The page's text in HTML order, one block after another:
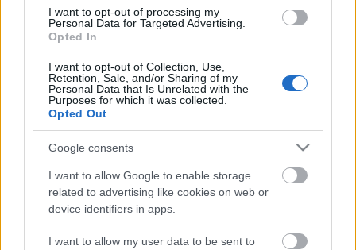
I want to opt-out of processing my
Personal Data for Targeted Advertising.
Opted In
I want to opt-out of Collection, Use,
Retention, Sale, and/or Sharing of my
Personal Data that Is Unrelated with the
Purposes for which it was collected.
Opted Out
Google consents
I want to allow Google to enable storage
related to advertising like cookies on web or
device identifiers in apps.
I want to allow my user data to be sent to
a Tarzant
paddyd•2019. november 24.
“Abban higgy, amit a szíved diktál,Két vágy, de egy
család.” Tarzan, a nemesi származású, ám szülei
tragikus halálát követően gorillák által felnevelt fickó
egyike a legtöbbször megfilmesített irodalmi
karaktereknek. Alakja Edgar Rice Burroughs